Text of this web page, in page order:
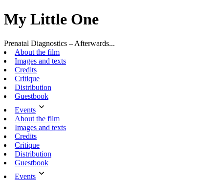
My Little One
Prenatal Diagnostics – Afterwards...
About the film
Images and texts
Credits
Critique
Distribution
Guestbook
Events
About the film
Images and texts
Credits
Critique
Distribution
Guestbook
Events